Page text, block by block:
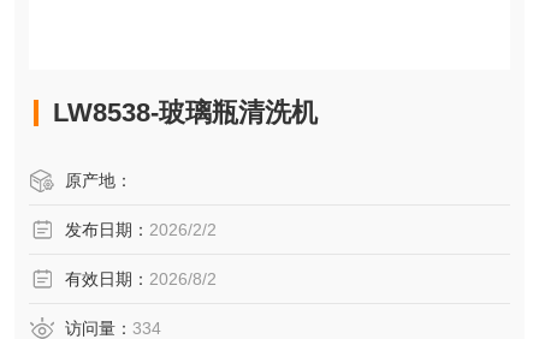
LW8538-玻璃瓶清洗机
原产地：
发布日期： 2026/2/2
有效日期： 2026/8/2
访问量： 334